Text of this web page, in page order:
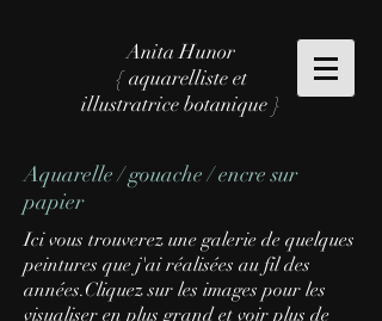
Anita Hunor
{ aquarelliste et
illustratrice botanique }
Aquarelle / gouache / encre sur
papier
Ici vous trouverez une galerie de quelques
peintures que j'ai réalisées au fil des
années.Cliquez sur les images pour les
visualiser en plus grand et voir plus de